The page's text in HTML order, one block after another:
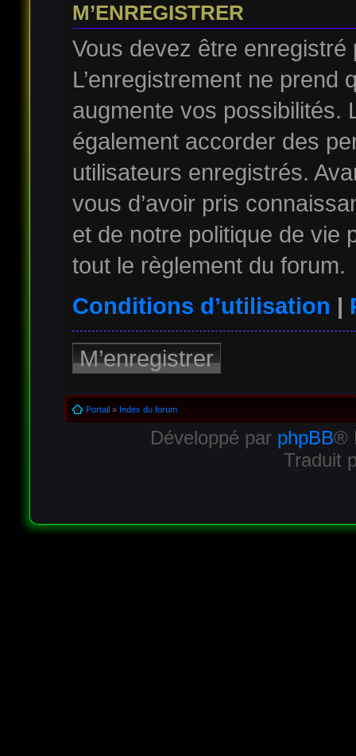
M’ENREGISTRER
Vous devez être
L’enregistrement ne prend
augmente vos possibilités.
également accorder des
utilisateurs enregistrés.
vous d’avoir pris
et de notre politique de vie
tout le règlement du forum.
Conditions d’utilisation |
M’enregistrer
Portail» Index du forum
Développé par phpBB®
Traduit